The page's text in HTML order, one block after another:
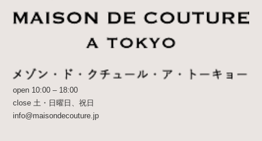
open 10:00 – 18:00
close 土・日曜日、祝日
info@maisondecouture.jp